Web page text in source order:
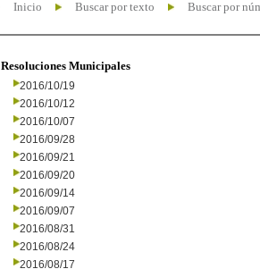
Inicio Buscar por texto Buscar por
Resoluciones Municipales
2016/10/19
2016/10/12
2016/10/07
2016/09/28
2016/09/21
2016/09/20
2016/09/14
2016/09/07
2016/08/31
2016/08/24
2016/08/17